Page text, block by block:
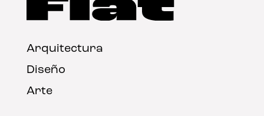
Arquitectura
Diseño
Arte